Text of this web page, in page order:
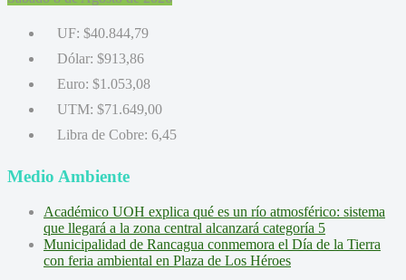
UF: $40.844,79
Dólar: $913,86
Euro: $1.053,08
UTM: $71.649,00
Libra de Cobre: 6,45
Medio Ambiente
Académico UOH explica qué es un río atmosférico: sistema
que llegará a la zona central alcanzará categoría 5
Municipalidad de Rancagua conmemora el Día de la Tierra
con feria ambiental en Plaza de Los Héroes